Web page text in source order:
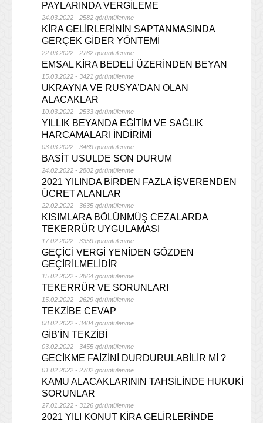
PAYLARINDA VERGİLEME
24.03.2022 - 2582 görüntülenme
KİRA GELİRLERİNİN SAPTANMASINDA
GERÇEK GİDER YÖNTEMİ
22.03.2022 - 2762 görüntülenme
EMSAL KİRA BEDELİ ÜZERİNDEN BEYAN
15.03.2022 - 3421 görüntülenme
UKRAYNA VE RUSYA’DAN OLAN
ALACAKLAR
10.03.2022 - 2533 görüntülenme
YILLIK BEYANDA EĞİTİM VE SAĞLIK
HARCAMALARI İNDİRİMİ
03.03.2022 - 3469 görüntülenme
BASİT USULDE SON DURUM
24.02.2022 - 2802 görüntülenme
2021 YILINDA BİRDEN FAZLA İŞVERENDEN
ÜCRET ALANLAR
22.02.2022 - 3635 görüntülenme
KISIMLARA BÖLÜNMÜŞ CEZALARDA
TEKERRÜR UYGULAMASI
17.02.2022 - 3359 görüntülenme
GEÇİCİ VERGİ YENİDEN GÖZDEN
GEÇİRİLMELİDİR
15.02.2022 - 2864 görüntülenme
TEKERRÜR VE SORUNLARI
15.02.2022 - 2629 görüntülenme
TEKZİBE CEVAP
08.02.2022 - 3404 görüntülenme
GİB’İN TEKZİBİ
03.02.2022 - 3455 görüntülenme
GECİKME FAİZİNİ DURDURULABİLİR Mİ ?
01.02.2022 - 2702 görüntülenme
KAMU ALACAKLARININ TAHSİLİNDE HUKUKİ
SORUNLAR
27.01.2022 - 3126 görüntülenme
2021 YILI KONUT KİRA GELİRLERİNDE